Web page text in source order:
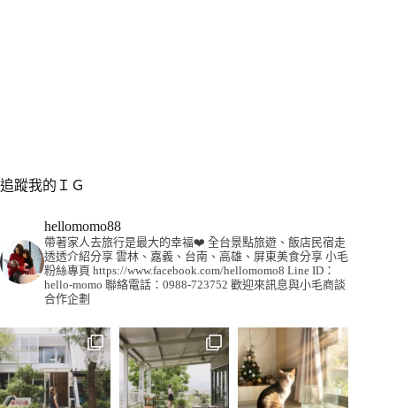
追蹤我的ＩＧ
hellomomo88
帶著家人去旅行是最大的幸福❤️ 全台景點旅遊、飯店民宿走
透透介紹分享 雲林、嘉義、台南、高雄、屏東美食分享 小毛
粉絲專頁 https://www.facebook.com/hellomomo8 Line ID：
hello-momo 聯絡電話：0988-723752 歡迎來訊息與小毛商談
合作企劃